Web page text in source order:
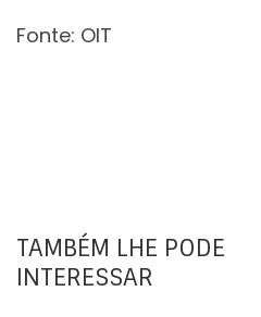
Fonte: OIT
TAMBÉM LHE PODE
INTERESSAR